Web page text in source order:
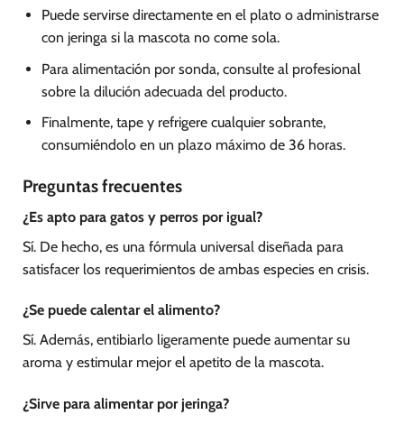
Puede servirse directamente en el plato o administrarse
con jeringa si la mascota no come sola.
Para alimentación por sonda, consulte al profesional
sobre la dilución adecuada del producto.
Finalmente, tape y refrigere cualquier sobrante,
consumiéndolo en un plazo máximo de 36 horas.
Preguntas frecuentes
¿Es apto para gatos y perros por igual?
Sí. De hecho, es una fórmula universal diseñada para
satisfacer los requerimientos de ambas especies en crisis.
¿Se puede calentar el alimento?
Sí. Además, entibiarlo ligeramente puede aumentar su
aroma y estimular mejor el apetito de la mascota.
¿Sirve para alimentar por jeringa?